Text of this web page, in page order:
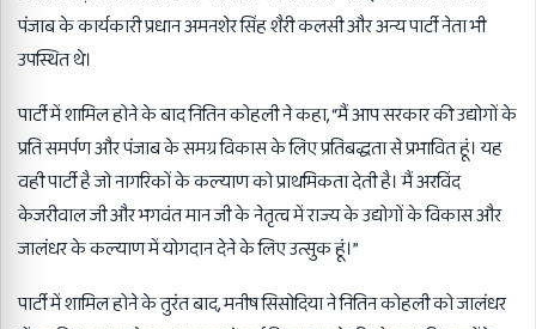
पंजाब के कार्यकारी प्रधान अमनशेर सिंह शैरी कलसी और अन्य पार्टी नेता भी
उपस्थित थे।
पार्टी में शामिल होने के बाद नितिन कोहली ने कहा, “मैं आप सरकार की उद्योगों के
प्रति समर्पण और पंजाब के समग्र विकास के लिए प्रतिबद्धता से प्रभावित हूं। यह
वही पार्टी है जो नागरिकों के कल्याण को प्राथमिकता देती है। मैं अरविंद
केजरीवाल जी और भगवंत मान जी के नेतृत्व में राज्य के उद्योगों के विकास और
जालंधर के कल्याण में योगदान देने के लिए उत्सुक हूं।”
पार्टी में शामिल होने के तुरंत बाद, मनीष सिसोदिया ने नितिन कोहली को जालंधर